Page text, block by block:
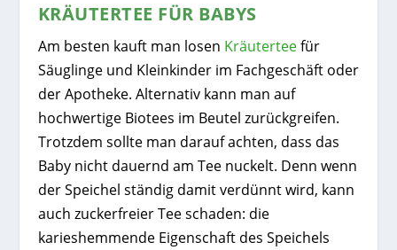
KRÄUTERTEE FÜR BABYS
Am besten kauft man losen Kräuterteefür
Säuglinge und Kleinkinder im Fachgeschäft oder
der Apotheke. Alternativ kann man auf
hochwertige Biotees im Beutel zurückgreifen.
Trotzdem sollte man darauf achten, dass das
Baby nicht dauernd am Tee nuckelt. Denn wenn
der Speichel ständig damit verdünnt wird, kann
auch zuckerfreier Tee schaden: die
karieshemmende Eigenschaft des Speichels